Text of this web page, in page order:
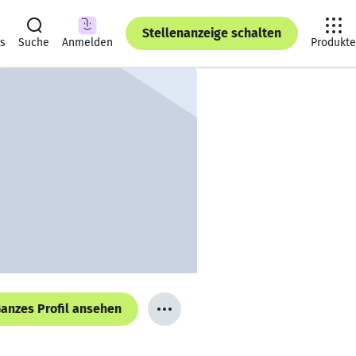
Suche Anmelden
Stellenanzeige schalten
Produkte
Profil ansehen